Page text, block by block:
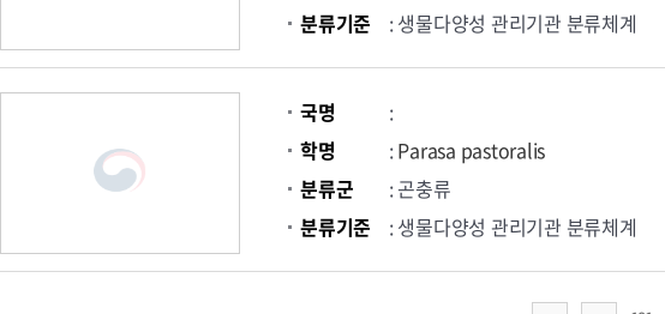
분류기준
: 생물다양성 관리기관 분류체계
국명
:
학명
:Parasa pastoralis
분류군
: 곤충류
분류기준
: 생물다양성 관리기관 분류체계